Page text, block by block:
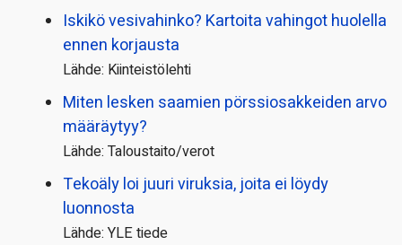
Iskikö vesivahinko? Kartoita vahingot huolella
ennen korjausta
Lähde: Kiinteistölehti
Miten lesken saamien pörssi­osakkeiden arvo
määräytyy?
Lähde: Taloustaito/verot
Tekoäly loi juuri viruksia, joita ei löydy
luonnosta
Lähde: YLE tiede